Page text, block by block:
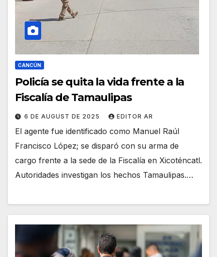
CANCÚN
Policía se quita la vida frente a la
Fiscalía de Tamaulipas
6 DE AUGUST DE 2025 EDITOR AR
El agente fue identificado como Manuel Raúl
Francisco López; se disparó con su arma de
cargo frente a la sede de la Fiscalía en Xicoténcatl.
Autoridades investigan los hechos Tamaulipas.…